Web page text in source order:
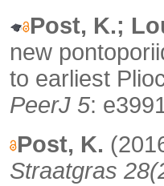
Post, K.;
new
to earliest
PeerJ 5:
Post, K.
Straatgras